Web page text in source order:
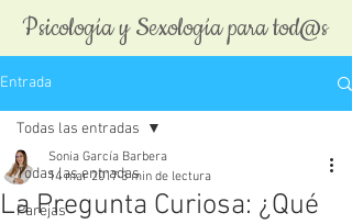
Psicología y Sexología para tod@s
Entrada
Todas las entradas
Parejas
Todas las entradas
La Pregunta Curiosa: ¿Qué
Sonia García Barbera
14 mar 2017 3 min de lectura